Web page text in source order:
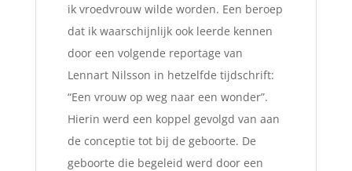
ik vroedvrouw wilde worden. Een beroep
dat ik waarschijnlijk ook leerde kennen
door een volgende reportage van
Lennart Nilsson in hetzelfde tijdschrift:
“Een vrouw op weg naar een wonder”.
Hierin werd een koppel gevolgd van aan
de conceptie tot bij de geboorte. De
geboorte die begeleid werd door een